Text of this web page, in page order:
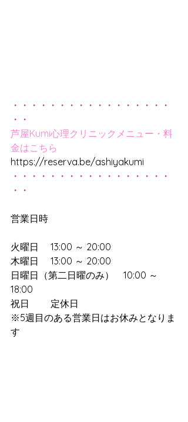
・・・・・・・・・・・・・・・・・
・・
芦屋Kumi心理クリニックメニュー・料
金はこちら
https://reserva.be/ashiyakumi
・・・・・・・・・・・・・・・・・
・・
営業日時
火曜日　 13:00 ～ 20:00
木曜日　 13:00 ～ 20:00
日曜日（第二日曜のみ）　10:00 ～
18:00
祝日　　 定休日
※5週目のある営業日はお休みとなりま
す